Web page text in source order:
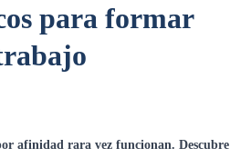
para formar
afinidad rara vez funcionan. Descubre